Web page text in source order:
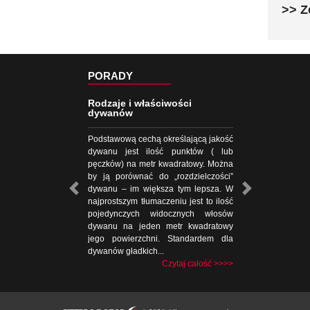
>>
PORADY
Rodzaje i właściwości
dywanów
Podstawową cechą określającą jakość
dywanu jest ilość punktów ( lub
pęczków) na metr kwadratowy. Można
by ją porównać do „rozdzielczości”
dywanu – im większa tym lepsza. W
najprostszym tłumaczeniu jest to ilość
pojedynczych widocznych włosów
dywanu na jeden metr kwadratowy
jego powierzchni. Standardem dla
dywanów gładkich...
Czytaj całość >>>>